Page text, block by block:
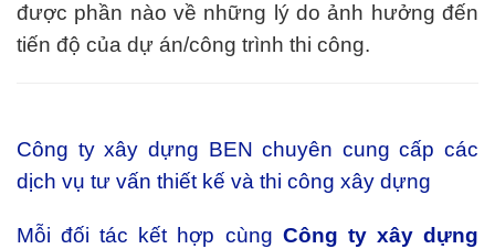
được phần nào về những lý do ảnh hưởng đến
tiến độ của dự án/công trình thi công.
Công ty xây dựng BEN chuyên cung cấp các
dịch vụ tư vấn thiết kế và thi công xây dựng
Mỗi đối tác kết hợp cùng Công ty xây dựng